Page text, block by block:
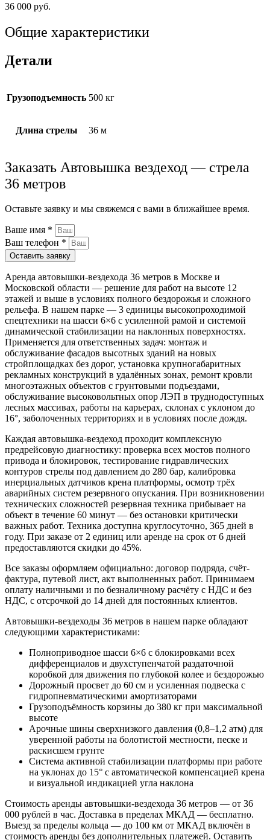
36 000 руб.
Общие характеристики
Детали
Грузоподъем­ность 500 кг
Длина стрелы 36 м
Заказать Автовышка вездеход — стрела
36 метров
Оставьте заявку и мы свяжемся с вами в ближайшее время.
Ваше имя *
Ваш телефон *
Оставить заявку
Аренда автовышки-вездехода 36 метров в Москве и
Московской области — решение для работ на высоте 12
этажей и выше в условиях полного бездорожья и сложного
рельефа. В нашем парке — 3 единицы высокопроходимой
спецтехники на шасси 6×6 с усиленной рамой и системой
динамической стабилизации на наклонных поверхностях.
Применяется для ответственных задач: монтаж и
обслуживание фасадов высотных зданий на новых
стройплощадках без дорог, установка крупногабаритных
рекламных конструкций в удалённых зонах, ремонт кровли
многоэтажных объектов с грунтовыми подъездами,
обслуживание высоковольтных опор ЛЭП в труднодоступных
лесных массивах, работы на карьерах, склонах с уклоном до
16°, заболоченных территориях и в условиях после дождя.
Каждая автовышка-вездеход проходит комплексную
предрейсовую диагностику: проверка всех мостов полного
привода и блокировок, тестирование гидравлических
контуров стрелы под давлением до 280 бар, калибровка
инерциальных датчиков крена платформы, осмотр трёх
аварийных систем резервного опускания. При возникновении
технических сложностей резервная техника прибывает на
объект в течение 60 минут — без остановки критически
важных работ. Техника доступна круглосуточно, 365 дней в
году. При заказе от 2 единиц или аренде на срок от 6 дней
предоставляются скидки до 45%.
Все заказы оформляем официально: договор подряда, счёт-
фактура, путевой лист, акт выполненных работ. Принимаем
оплату наличными и по безналичному расчёту с НДС и без
НДС, с отсрочкой до 14 дней для постоянных клиентов.
Автовышки-вездеходы 36 метров в нашем парке обладают
следующими характеристиками:
Полноприводное шасси 6×6 с блокировками всех
дифференциалов и двухступенчатой раздаточной
коробкой для движения по глубокой колее и бездорожью
Дорожный просвет до 60 см и усиленная подвеска с
гидропневматическими амортизаторами
Грузоподъёмность корзины до 380 кг при максимальной
высоте
Арочные шины сверхнизкого давления (0,8–1,2 атм) для
уверенной работы на болотистой местности, песке и
раскисшем грунте
Система активной стабилизации платформы при работе
на уклонах до 15° с автоматической компенсацией крена
и визуальной индикацией угла наклона
Стоимость аренды автовышки-вездехода 36 метров — от 36
000 рублей в час. Доставка в пределах МКАД — бесплатно.
Выезд за пределы кольца — до 100 км от МКАД включён в
стоимость аренды без дополнительных платежей. Оставить